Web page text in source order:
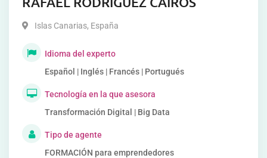
Islas Canarias, España
Idioma del experto
Español | Inglés | Francés | Portugués
Tecnología en la que asesora
Transformación Digital | Big Data
Tipo de agente
FORMACIÓN para emprendedores